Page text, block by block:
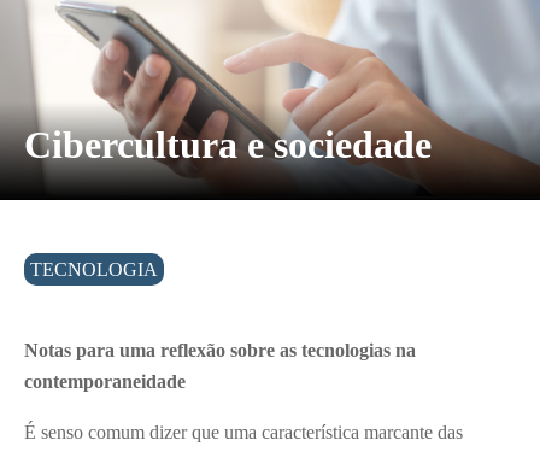
Cibercultura e sociedade
TECNOLOGIA
Notas para uma reflexão sobre as tecnologias na
contemporaneidade
É senso comum dizer que uma característica marcante das